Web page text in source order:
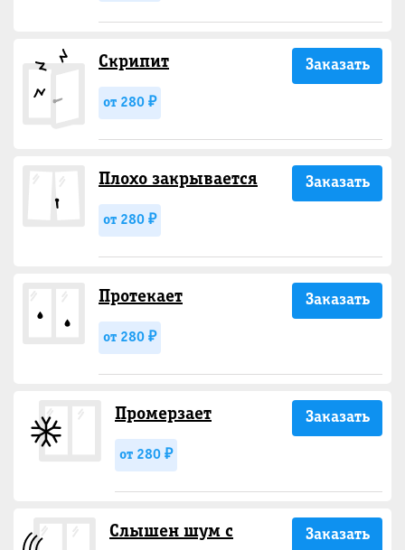
Скрипит
от 280 ₽
Заказать
Плохо закрывается
от 280 ₽
Заказать
Протекает
от 280 ₽
Заказать
Промерзает
от 280 ₽
Заказать
Слышен шум с
Заказать